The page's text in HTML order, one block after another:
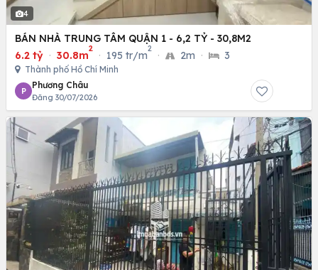
4
BÁN NHÀ TRUNG TÂM QUẬN 1 - 6,2 TỶ - 30,8M2
6.2 tỷ · 30.8m
2
· 195 tr/m
2
· 2m · 3
Thành phố Hồ Chí Minh
P
Phương Châu
Đăng 30/07/2026